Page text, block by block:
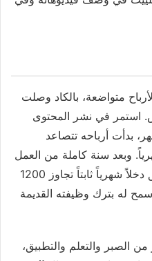
متواضعة، بالكاد وصلت
استمر في نشر المحتوى
وتحسين جودته. بعد 6 أشهر، بدأت أرباحه تتصاعد
إلى 300 دولار شهرياً. وبعد سنة كاملة من العمل
الجاد والمستمر، أصبح أحمد يحقق دخلاً شهرياً ثابتاً تجاوز 1200
له بترك وظيفته القديمة
الصبر والتعلم والتطبيق،